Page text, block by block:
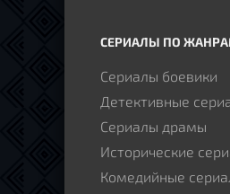
СЕРИАЛЫ ПО
Сериалы боевики
Детективные
Сериалы драмы
Исторические
Комедийные